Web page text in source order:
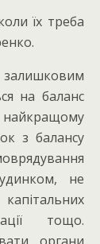
їх треба
на баланс
з балансу
не
тощо.